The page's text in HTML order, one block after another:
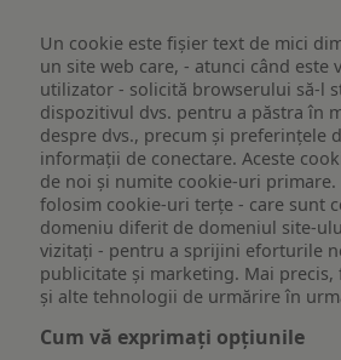
Un cookie este fişier text de mici
un site web care, - atunci când este
utilizator - solicită browserului să-l
dispozitivul dvs. pentru a păstra în
despre dvs., precum și preferințele
informații de conectare. Aceste
de noi și numite cookie-uri primare.
folosim cookie-uri terțe - care sunt
domeniu diferit de domeniul site-
vizitați - pentru a sprijini eforturile
publicitate și marketing. Mai
și alte tehnologii de urmărire în
Cum vă exprimați opțiunile